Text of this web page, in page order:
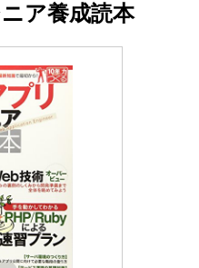
ア養成読本